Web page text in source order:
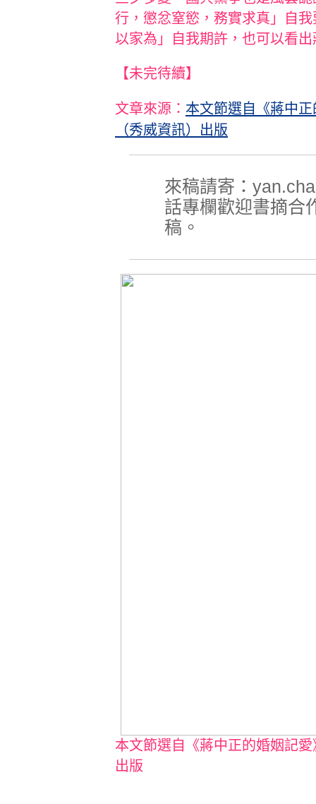
行，懲忿窒慾，務實求真」自
以家為」自我期許，也可以看
【未完待續】
文章來源： 本文節選自《蔣中
（秀威資訊）出版
來稿請寄：
話專欄歡迎書摘合
稿。
本文節選自《蔣中正的婚姻記
出版